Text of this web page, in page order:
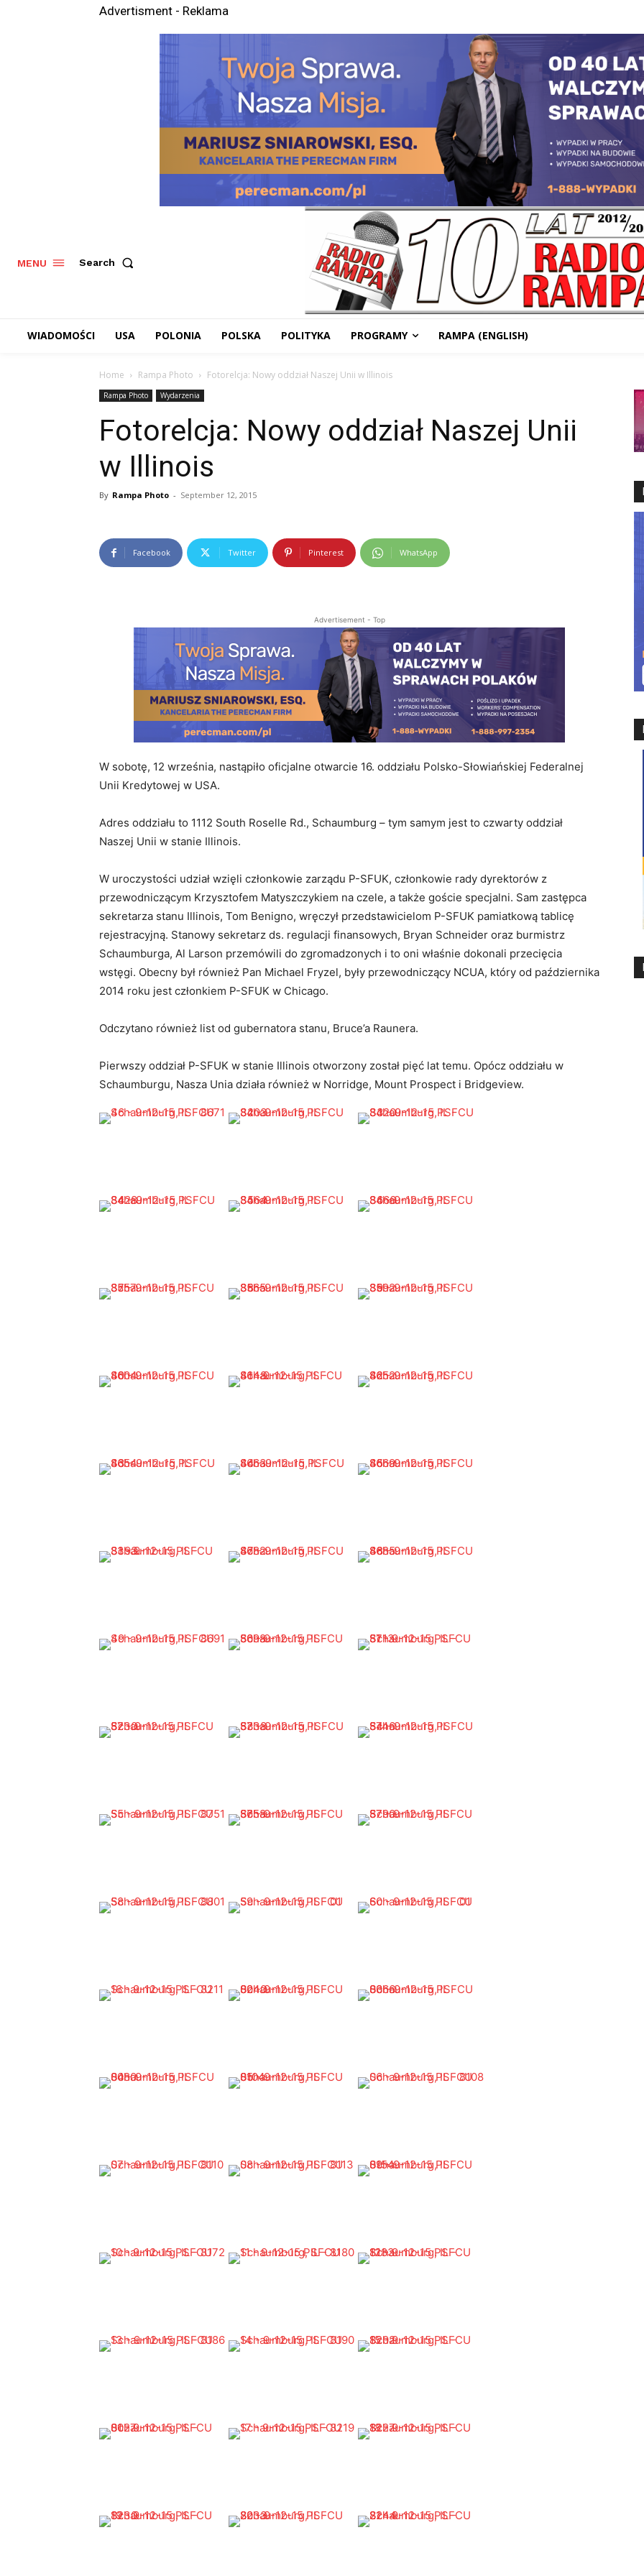
Advertisment - Reklama
MENU Search
WIADOMOŚCI USA POLONIA POLSKA POLITYKA PROGRAMY RAMPA (ENGLISH)
Home Rampa Photo Fotorelcja: Nowy oddział Naszej Unii w Illinois
Rampa Photo Wydarzenia
Fotorelcja: Nowy oddział Naszej Unii
w Illinois
By Rampa Photo - September 12, 2015
Facebook Twitter Pinterest WhatsApp
Advertisement - Top
W sobotę, 12 września, nastąpiło oficjalne otwarcie 16. oddziału Polsko-Słowiańskiej Federalnej
Unii Kredytowej w USA.
Adres oddziału to 1112 South Roselle Rd., Schaumburg – tym samym jest to czwarty oddział
Naszej Unii w stanie Illinois.
W uroczystości udział wzięli członkowie zarządu P-SFUK, członkowie rady dyrektorów z
przewodniczącym Krzysztofem Matyszczykiem na czele, a także goście specjalni. Sam zastępca
sekretarza stanu Illinois, Tom Benigno, wręczył przedstawicielom P-SFUK pamiatkową tablicę
rejestracyjną. Stanowy sekretarz ds. regulacji finansowych, Bryan Schneider oraz burmistrz
Schaumburga, Al Larson przemówili do zgromadzonych i to oni właśnie dokonali przecięcia
wstęgi. Obecny był również Pan Michael Fryzel, były przewodniczący NCUA, który od października
2014 roku jest członkiem P-SFUK w Chicago.
Odczytano również list od gubernatora stanu, Bruce’a Raunera.
Pierwszy oddział P-SFUK w stanie Illinois otworzony został pięć lat temu. Opócz oddziału w
Schaumburgu, Nasza Unia działa również w Norridge, Mount Prospect i Bridgeview.